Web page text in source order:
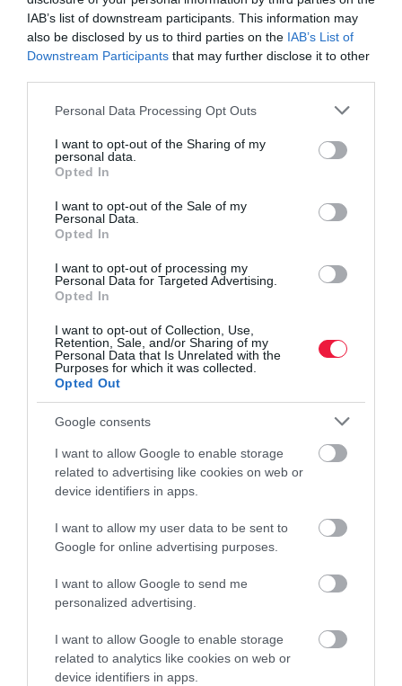
IAB’s list of downstream participants. This information may
also be disclosed by us to third parties on the IAB’s List of
Downstream Participants that may further disclose it to other
Please note that this website/app uses one or more Google
not limited to your visit or usage behaviour. You may click to
grant or deny consent to Google and its third-party tags to
use your data for below specified purposes in below Google
consent section.
Personal Data Processing Opt Outs
I want to opt-out of the Sharing of my
personal data.
Opted In
I want to opt-out of the Sale of my
Personal Data.
Opted In
I want to opt-out of processing my
Personal Data for Targeted Advertising.
Opted In
I want to opt-out of Collection, Use,
Retention, Sale, and/or Sharing of my
Personal Data that Is Unrelated with the
Purposes for which it was collected.
Opted Out
Google consents
I want to allow Google to enable storage
related to advertising like cookies on web or
device identifiers in apps.
I want to allow my user data to be sent to
Google for online advertising purposes.
I want to allow Google to send me
personalized advertising.
I want to allow Google to enable storage
related to analytics like cookies on web or
device identifiers in apps.
FIZETÉS
Ennyit keresnek a csúcsautókat gyártó Porsche
dolgozói
dolgozói fizetéséről a Porsche. Még német viszonylatban is
kiemelkedő a javadalmazás.